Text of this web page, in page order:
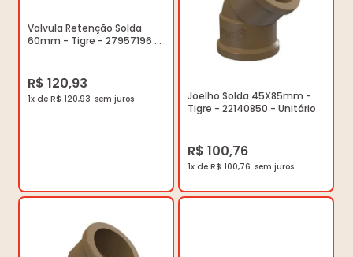
Valvula Retenção Solda
60mm - Tigre - 27957196 -
R$ 120,93
1x de R$ 120,93
Joelho Solda 45X85mm -
Tigre - 22140850 - Unitário
R$ 100,76
1x de R$ 100,76